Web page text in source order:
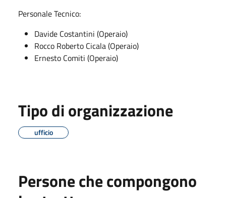
Personale Tecnico:
Davide Costantini (Operaio)
Rocco Roberto Cicala (Operaio)
Ernesto Comiti (Operaio)
Tipo di organizzazione
ufficio
Persone che compongono